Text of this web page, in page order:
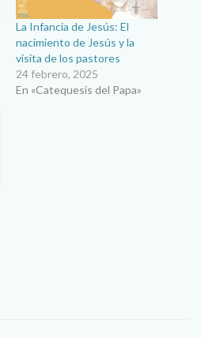
La Infancia de Jesús: El
nacimiento de Jesús y la
visita de los pastores
24 febrero, 2025
En «Catequesis del Papa»